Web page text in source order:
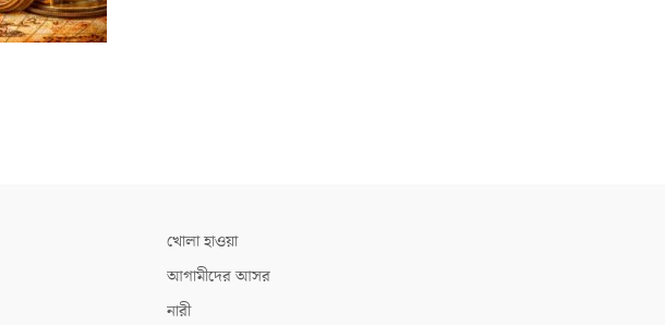
খোলা হাওয়া
আগামীদের আসর
নারী